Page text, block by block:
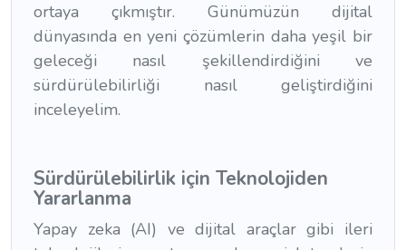
ortaya çıkmıştır. Günümüzün dijital
dünyasında en yeni çözümlerin daha yeşil bir
geleceği nasıl şekillendirdiğini ve
sürdürülebilirliği nasıl geliştirdiğini
inceleyelim.
Sürdürülebilirlik için Teknolojiden
Yararlanma
Yapay zeka (AI) ve dijital araçlar gibi ileri